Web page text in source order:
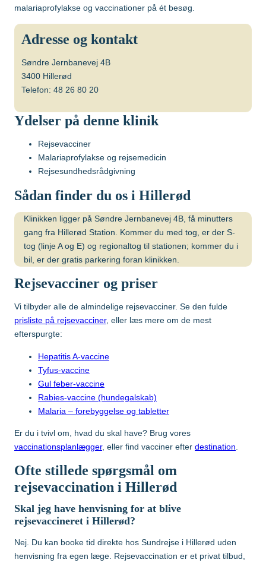
Influenza
hjernebetændelse
Tuberkulose (BCG)
Vaccination af gravide
Vaccination af børn
Mere viden om
Lommebogen – Din korte rejseguide
Hvilke vacciner er anbefalet?
Søg og find anbefalinger
Søg efter destination
Kenya
Malaysia
Nepal
Peru
Sri Lanka
Sydafrika
Tanzania
Thailand
Søg efter destination
Søg og find anbefalinger
Søg efter destination
malariaprofylakse og vaccinationer på ét besøg.
Adresse og kontakt
Søndre Jernbanevej 4B
3400 Hillerød
Telefon: 48 26 80 20
Ydelser på denne klinik
Rejsevacciner
Malariaprofylakse og rejsemedicin
Rejsesundhedsrådgivning
Sådan finder du os i Hillerød
Klinikken ligger på Søndre Jernbanevej 4B, få minutters
gang fra Hillerød Station. Kommer du med tog, er der S-
tog (linje A og E) og regionaltog til stationen; kommer du i
bil, er der gratis parkering foran klinikken.
Rejsevacciner og priser
Vi tilbyder alle de almindelige rejsevacciner. Se den fulde
prisliste på rejsevacciner, eller læs mere om de mest
efterspurgte:
Hepatitis A-vaccine
Tyfus-vaccine
Gul feber-vaccine
Rabies-vaccine (hundegalskab)
Malaria – forebyggelse og tabletter
Er du i tvivl om, hvad du skal have? Brug vores
vaccinationsplanlægger, eller find vacciner efter destination
Ofte stillede spørgsmål om
rejsevaccination i Hillerød
Skal jeg have henvisning for at blive
rejsevaccineret i Hillerød?
Nej. Du kan booke tid direkte hos Sundrejse i Hillerød uden
henvisning fra egen læge. Rejsevaccination er et privat tilbud,